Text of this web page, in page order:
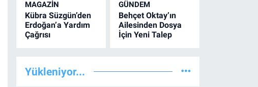
MAGAZİN
Kübra Süzgün’den
Erdoğan’a Yardım
Çağrısı
GÜNDEM
Behçet Oktay’ın
Ailesinden Dosya
İçin Yeni Talep
Yükleniyor...